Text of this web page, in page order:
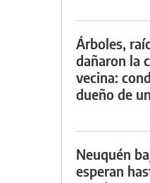
Árboles,
dañaron la
vecina:
dueño de
Neuquén
esperan